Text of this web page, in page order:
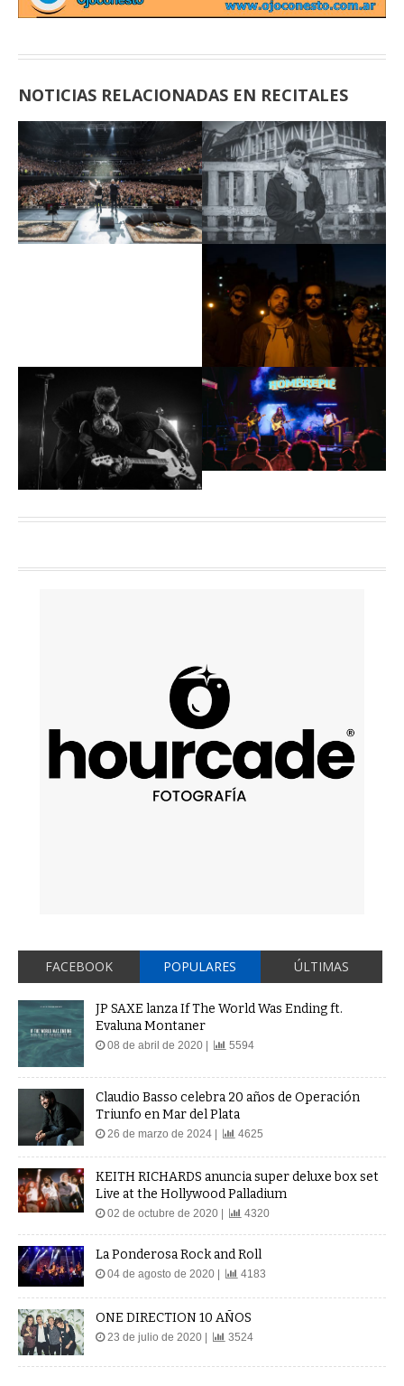
NOTICIAS RELACIONADAS EN RECITALES
FACEBOOK POPULARES ÚLTIMAS
JP SAXE lanza If The World Was Ending ft.
Evaluna Montaner
08 de abril de 2020 | 5594
Claudio Basso celebra 20 años de Operación
Triunfo en Mar del Plata
26 de marzo de 2024 | 4625
KEITH RICHARDS anuncia super deluxe box set
Live at the Hollywood Palladium
02 de octubre de 2020 | 4320
La Ponderosa Rock and Roll
04 de agosto de 2020 | 4183
ONE DIRECTION 10 AÑOS
23 de julio de 2020 | 3524